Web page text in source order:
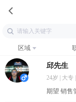
区域
邱先生
24岁 | 大专
期望 销售